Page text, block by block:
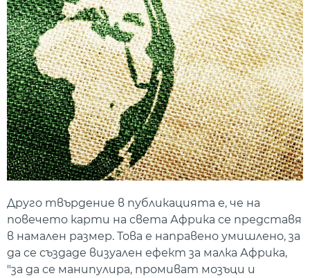
Друго твърдение в публикацията е, че на
повечето карти на света Африка се представя
в намален размер. Това е направено умишлено, за
да се създаде визуален ефект за малка Африка,
"за да се манипулира, промиват мозъци и